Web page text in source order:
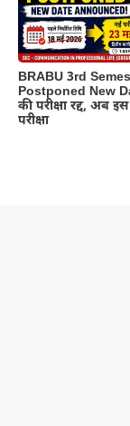
BRABU 3rd
Postponed New
की परीक्षा रद्द, अब
परीक्षा